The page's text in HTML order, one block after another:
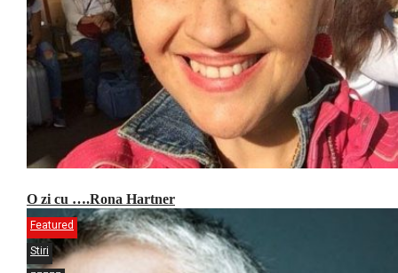
O zi cu ….Rona Hartner
Featured
Stiri